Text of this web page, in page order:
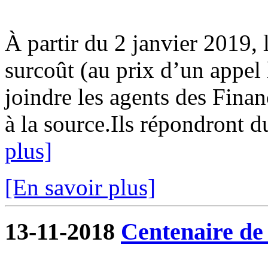
À partir du 2 janvier 2019,
surcoût (au prix d’un
joindre les agents des
à la source.Ils répondront
plus]
[En savoir plus]
13-11-2018 Centenaire